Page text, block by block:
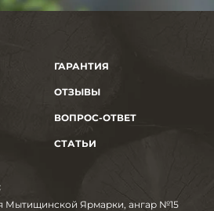
ГАРАНТИЯ
ОТЗЫВЫ
ВОПРОС-ОТВЕТ
СТАТЬИ
Мытищинской Ярмарки, ангар №15